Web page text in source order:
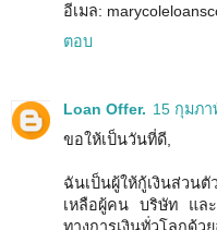
อีเมล:
ตอบ
Loan Offer. 15 กุมภา
ขอให้เป็นวันที่ดี,
ฉันเป็นผู้ให้กู้เงินส่วน
เหลือผู้คน บริษัท แล
ทางการเงินทั่วโลกด้ว